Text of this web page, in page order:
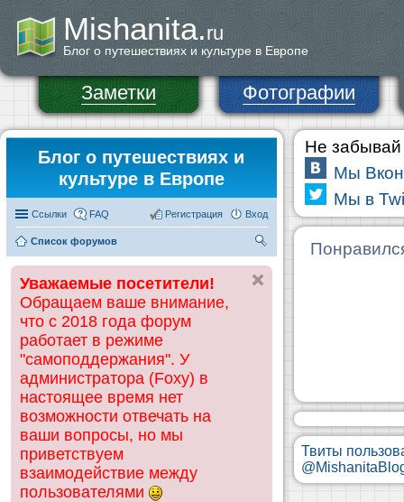
Mishanita.ru
Блог о путешествиях и культуре в Европе
Заметки Фотографии
Блог о путешествиях и
культуре в Европе
Ссылки FAQ Вход
Регистрация
Список форумов
ск
Уважаемые посетители!
Обращаем ваше внимание,
что с 2018 года форум
работает в режиме
"самоподдержания". У
администратора (Foxy) в
настоящее время нет
возможности отвечать на
ваши вопросы, но мы
приветствуем
взаимодействие между
пользователями
Не забывай
Мы
Мы в
Твиты